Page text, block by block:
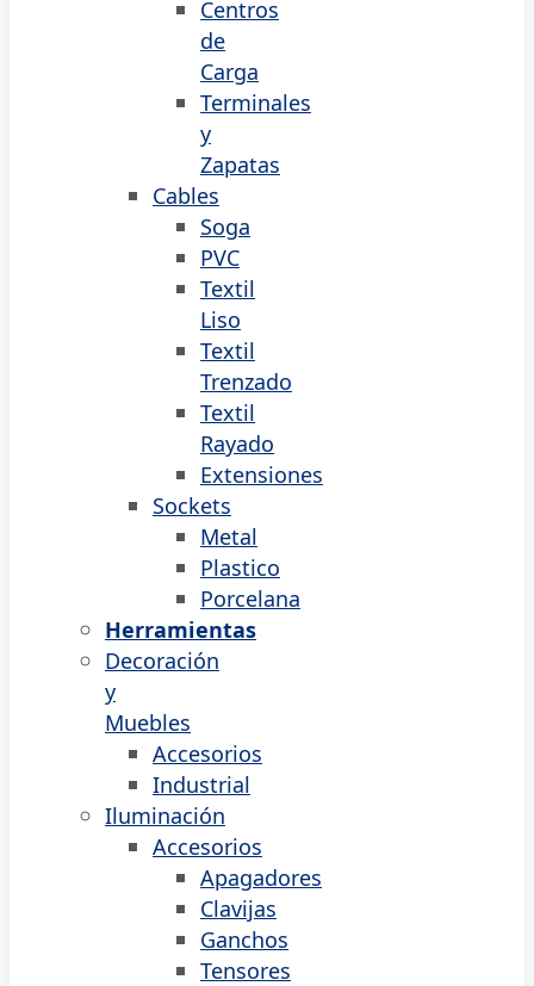
Centros
de
Carga
Terminales
y
Zapatas
Cables
Soga
PVC
Textil
Liso
Textil
Trenzado
Textil
Rayado
Extensiones
Sockets
Metal
Plastico
Porcelana
Herramientas
Decoración
y
Muebles
Accesorios
Industrial
Iluminación
Accesorios
Apagadores
Clavijas
Ganchos
Tensores